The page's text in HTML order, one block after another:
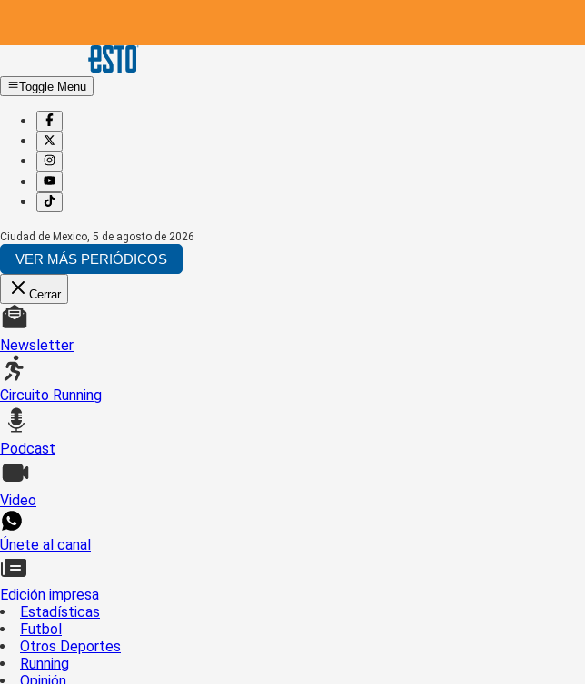
Toggle Menu
Ciudad de Mexico, 5 de agosto de 2026
VER MÁS PERIÓDICOS
Cerrar
Newsletter
Circuito Running
Podcast
Video
Únete al canal
Edición impresa
Estadísticas
Futbol
Otros Deportes
Running